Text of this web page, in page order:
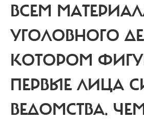
ВСЕМ
УГОЛОВНОГО
КОТОРОМ
ПЕРВЫЕ ЛИЦА
ВЕДОМСТВА.